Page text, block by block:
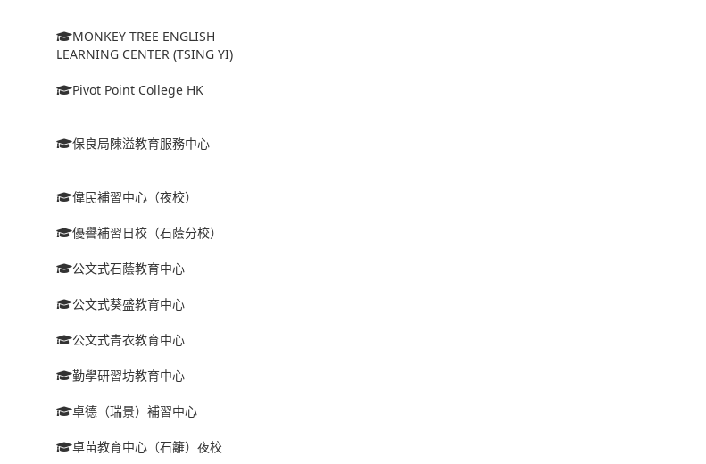
MONKEY TREE ENGLISH
LEARNING CENTER (TSING YI)
Pivot Point College HK
保良局陳溢教育服務中心
偉民補習中心（夜校）
優譽補習日校（石蔭分校）
公文式石蔭教育中心
公文式葵盛教育中心
公文式青衣教育中心
勤學研習坊教育中心
卓德（瑞景）補習中心
卓苗教育中心（石籬）夜校